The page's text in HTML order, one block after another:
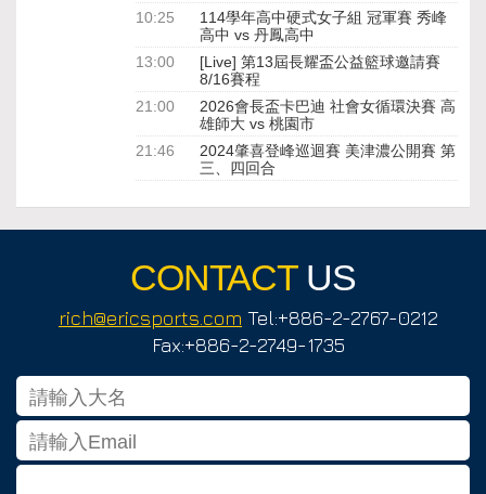
10:25
114學年高中硬式女子組 冠軍賽 秀峰
高中 vs 丹鳳高中
13:00
[Live] 第13屆長耀盃公益籃球邀請賽
8/16賽程
21:00
2026會長盃卡巴迪 社會女循環決賽 高
雄師大 vs 桃園市
21:46
2024肇喜登峰巡迴賽 美津濃公開賽 第
三、四回合
CONTACTUS
rich@ericsports.com Tel:+886-2-2767-0212
Fax:+886-2-2749-1735